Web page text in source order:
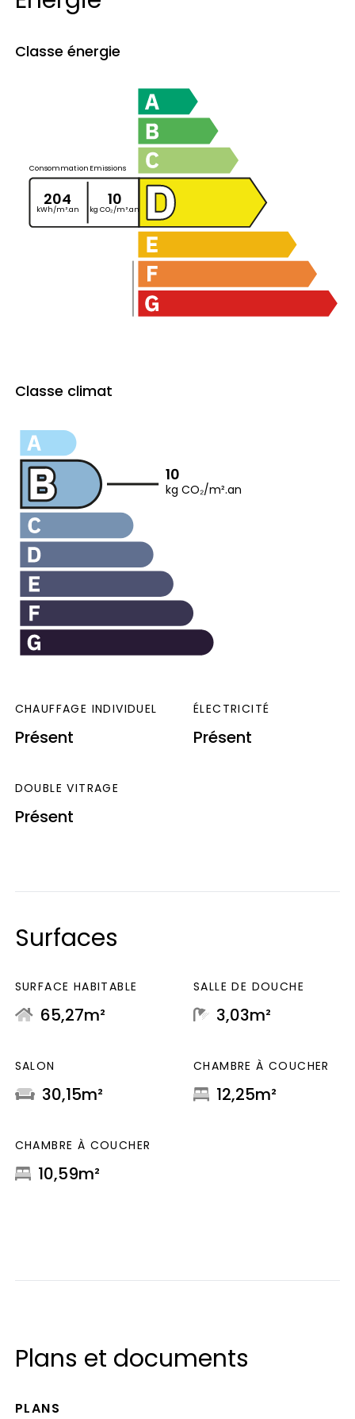
Classe énergie
Consommation
204
kWh/m².an
Emissions
10
kg CO₂/m².an
Classe climat
10
kg CO₂/m².an
CHAUFFAGE INDIVIDUEL
Présent
ÉLECTRICITÉ
Présent
DOUBLE VITRAGE
Présent
Surfaces
SURFACE HABITABLE
65,27m²
SALLE DE DOUCHE
3,03m²
SALON
30,15m²
CHAMBRE À COUCHER
12,25m²
CHAMBRE À COUCHER
10,59m²
Plans et documents
PLANS